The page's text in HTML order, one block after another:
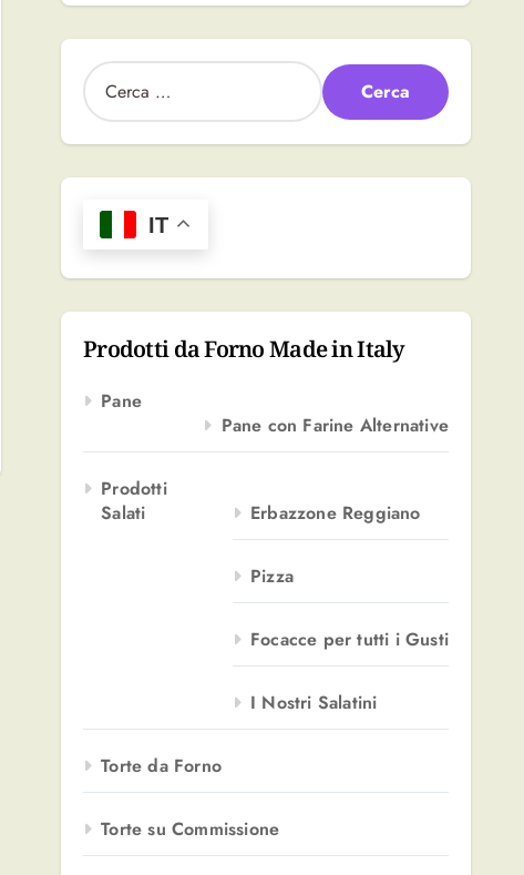
R
i
e
:
IT
Prodotti da Forno Made in Italy
Pane
Pane con Farine Alternative
Prodotti
Salati
Erbazzone Reggiano
Pizza
Focacce per tutti i Gusti
I Nostri Salatini
Torte da Forno
Torte su Commissione